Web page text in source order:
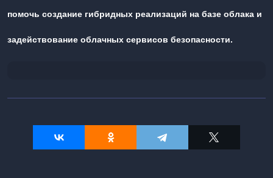
помочь создание гибридных реализаций на базе облака и
задействование облачных сервисов безопасности.